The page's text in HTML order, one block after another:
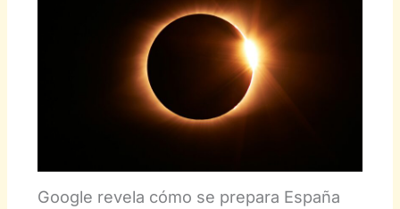
Google revela cómo se prepara España